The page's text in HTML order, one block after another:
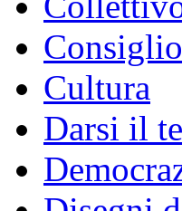
Cultura
Darsi il